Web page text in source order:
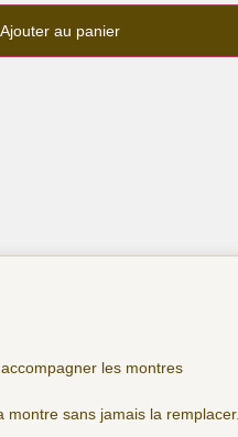
Ajouter au panier
les montres
sans jamais la remplacer.